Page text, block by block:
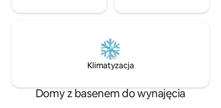
Klimatyzacja
Domy z basenem do wynajęcia